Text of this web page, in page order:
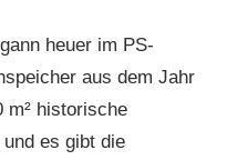
heuer im PS-
aus dem Jahr
m² historische
es gibt die